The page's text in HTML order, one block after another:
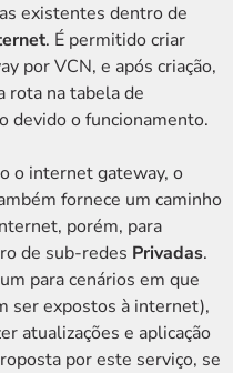
existentes dentro de
. É permitido criar
por VCN, e após criação,
rota na tabela de
devido o funcionamento.
o internet gateway, o
fornece um caminho
porém, para
de sub-redes Privadas.
para cenários em que
ser expostos à internet),
atualizações e aplicação
por este serviço, se